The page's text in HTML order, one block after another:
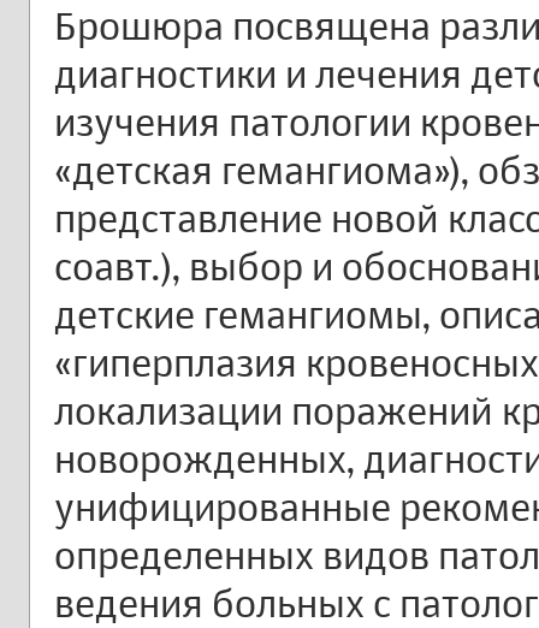
Брошюра посвящена
диагностики и лечения
изучения патологии
«детская гемангиома»),
представление новой
соавт.), выбор и
детские гемангиомы,
«гиперплазия
локализации поражений
новорожденных,
унифицированные
определенных видов
ведения больных с